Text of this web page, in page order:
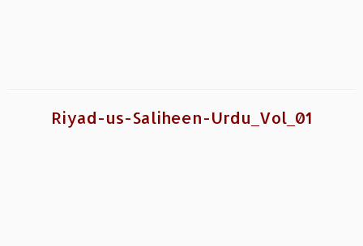
Riyad-us-Saliheen-Urdu_Vol_01